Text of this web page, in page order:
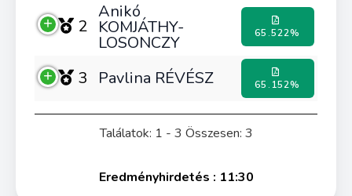
2
Anikó
KOMJÁTHY-
LOSONCZY 65.522%
3 Pavlina RÉVÉSZ 65.152%
Találatok: 1 - 3 Összesen: 3
Eredményhirdetés : 11:30